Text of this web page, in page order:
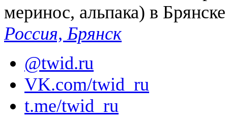
меринос, альпака) в Брянске
Россия, Брянск
@twid.ru
VK.com/twid_ru
t.me/twid_ru